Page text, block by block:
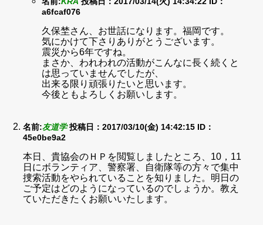
a6fcaf076
久保埜さん、お世話になります。福岡です。
気にかけて下さりありがとうございます。
震災から6年ですね。
まさか、われわれの活動がこんなに長く続くと
は思っていませんでしたが、
出来る限り頑張りたいと思います。
今後ともよろしくお願いします。
名前:友道学 投稿日：2017/03/10(金) 14:42:15 ID：
45e0be9a2
本日、貴協会のＨＰを閲覧しましたところ、10，11
日にボランティア、警察署、自衛隊等の方々で集中
捜索活動をやられていることを知りました。明日の
ご予定はどのようになっているのでしょうか。教え
ていただきたくお願いいたします。